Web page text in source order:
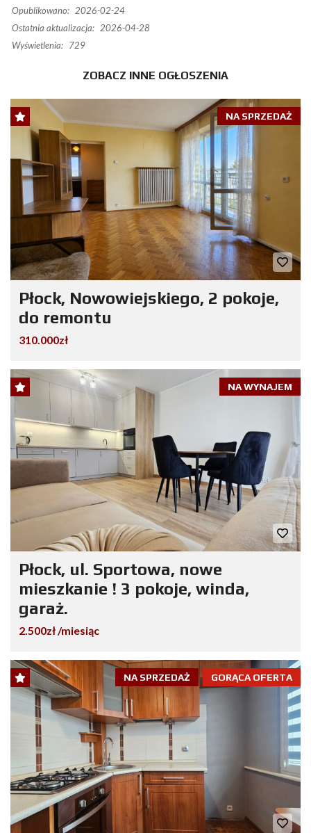
Opublikowano: 2026-02-24
Ostatnia aktualizacja: 2026-04-28
Wyświetlenia: 729
ZOBACZ INNE OGŁOSZENIA
NA SPRZEDAŻ
Płock, Nowowiejskiego, 2 pokoje,
do remontu
310.000zł
NA WYNAJEM
Płock, ul. Sportowa, nowe
mieszkanie ! 3 pokoje, winda,
garaż.
2.500zł /miesiąc
GORĄCA OFERTA
NA SPRZEDAŻ